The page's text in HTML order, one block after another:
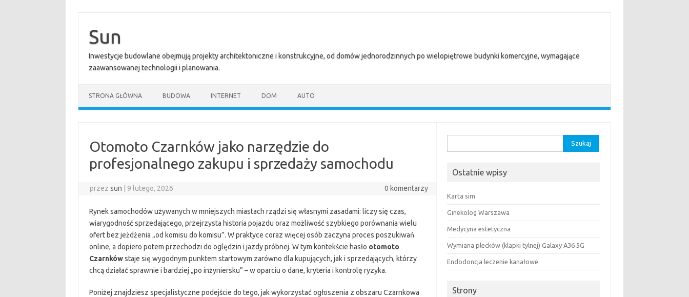
treściSun
Inwestycje budowlane obejmują projekty architektoniczne i konstrukcyjne, od domów jednorodzinnych po wielopiętrowe budynki komercyjne, wymagające
zaawansowanej technologii i planowania.
STRONA GŁÓWNA BUDOWA INTERNET DOM AUTO
Otomoto Czarnków jako narzędzie do
profesjonalnego zakupu i sprzedaży samochodu
przezsun 9 lutego, 2026 0 komentarzy
Rynek samochodów używanych w mniejszych miastach rządzi się własnymi zasadami: liczy się czas,
wiarygodność sprzedającego, przejrzysta historia pojazdu oraz możliwość szybkiego porównania wielu
ofert bez jeżdżenia „od komisu do komisu”. W praktyce coraz więcej osób zaczyna proces poszukiwań
online, a dopiero potem przechodzi do oględzin i jazdy próbnej. W tym kontekście hasło otomoto
Czarnkówstaje się wygodnym punktem startowym zarówno dla kupujących, jak i sprzedających, którzy
chcą działać sprawnie i bardziej „po inżyniersku” – w oparciu o dane, kryteria i kontrolę ryzyka.
Poniżej znajdziesz specjalistyczne podejście do tego, jak wykorzystać ogłoszenia z obszaru Czarnkowa
Ostatnie wpisy
Karta sim
Ginekolog Warszawa
Medycyna estetyczna
Wymiana plecków (klapki tylnej) Galaxy A36 5G
Endodoncja leczenie kanałowe
Strony